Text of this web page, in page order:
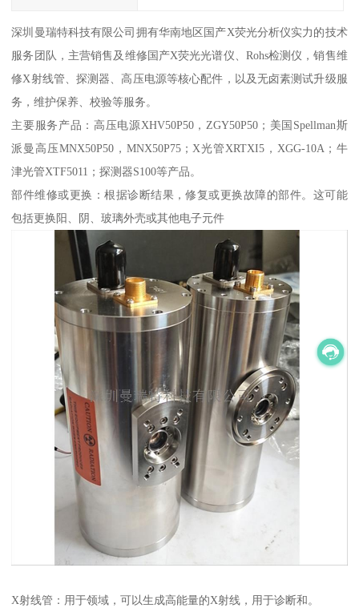
深圳曼瑞特科技有限公司拥有华南地区国产X荧光分析仪实力的技术
服务团队，主营销售及维修国产X荧光光谱仪、Rohs检测仪，销售维
修X射线管、探测器、高压电源等核心配件，以及无卤素测试升级服
务，维护保养、校验等服务。
主要服务产品：高压电源XHV50P50，ZGY50P50；美国Spellman斯
派曼高压MNX50P50，MNX50P75；X光管XRTXI5，XGG-10A；牛
津光管XTF5011；探测器S100等产品。
部件维修或更换：根据诊断结果，修复或更换故障的部件。这可能
包括更换阳、阴、玻璃外壳或其他电子元件
X射线管：用于领域，可以生成高能量的X射线，用于诊断和。